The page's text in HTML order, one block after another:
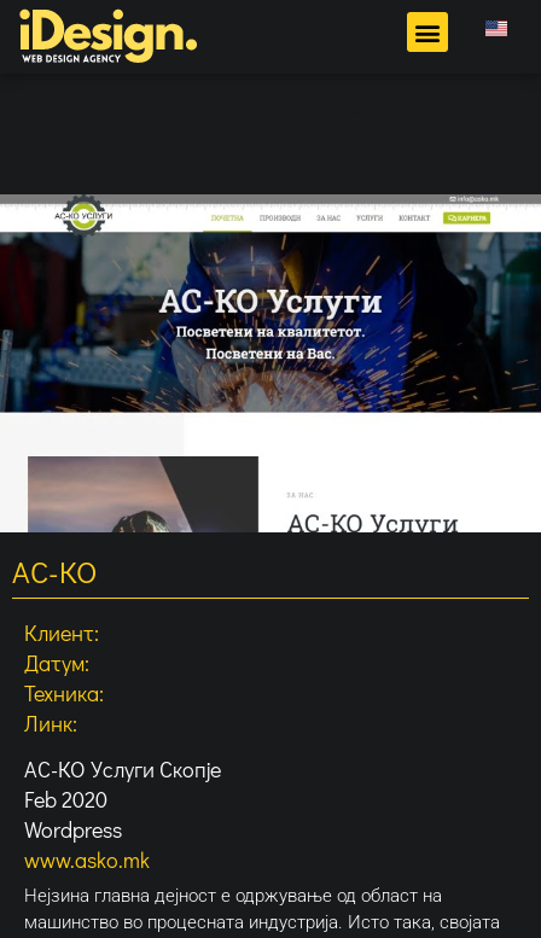
АС-КО
Клиент:
Датум:
Техника:
Линк:
АС-КО Услуги Скопје
Feb 2020
Wordpress
www.asko.mk
Нејзина главна дејност е одржување од област на
машинство во процесната индустрија. Исто така, својата